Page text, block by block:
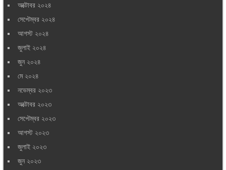
অক্টোবর ২০২৪
সেপ্টেম্বর ২০২৪
আগস্ট ২০২৪
জুলাই ২০২৪
জুন ২০২৪
মে ২০২৪
নভেম্বর ২০২৩
অক্টোবর ২০২৩
সেপ্টেম্বর ২০২৩
আগস্ট ২০২৩
জুলাই ২০২৩
জুন ২০২৩